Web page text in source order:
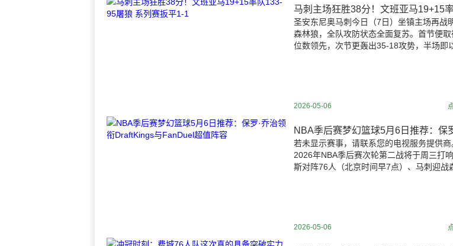
圣安东尼奥马刺今日（7日）坐镇主场再战
森林狼，全队攻防状态全面复苏。首节便
位数领先，次节更轰出35-18攻势，半场即
2026-05-06
若未显示赛事，请联系您的电视服务提供商
2026年NBA季后赛次轮第二战将于周三打
斯对阵76人（北京时间早7点）、马刺迎战
2026-05-06